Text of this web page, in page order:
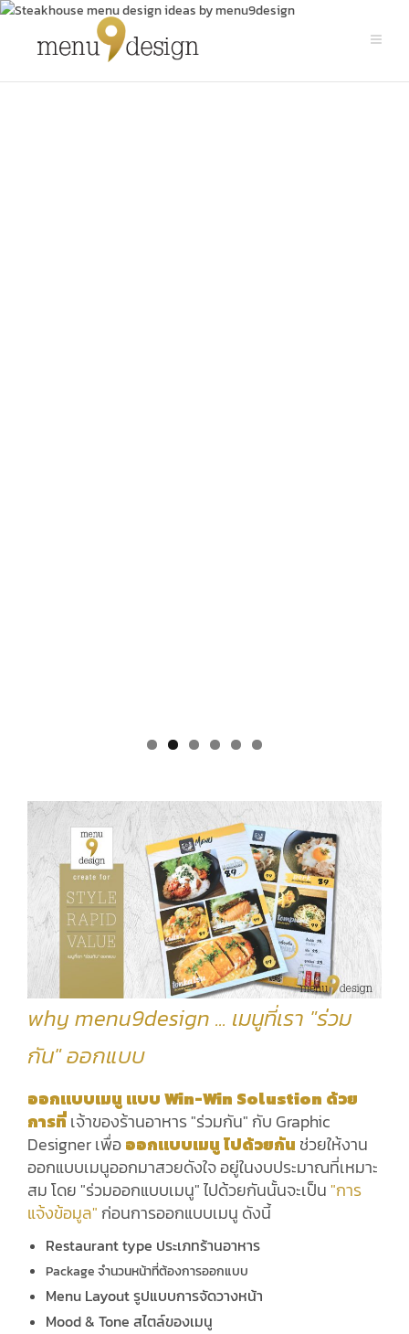
why menu9design ... เมนูที่เรา "ร่วม
กัน" ออกแบบ
ออกแบบเมนู แบบ Win-Win Solustion ด้วย
การที่เจ้าของร้านอาหาร "ร่วมกัน" กับ Graphic
Designer เพื่อออกแบบเมนู ไปด้วยกัน ช่วยให้งาน
ออกแบบเมนูออกมาสวยดังใจ อยู่ในงบประมาณที่เหมาะ
สม โดย "ร่วมออกแบบเมนู" ไปด้วยกันนั้นจะเป็น "การ
แจ้งข้อมูล" ก่อนการออกแบบเมนู ดังนี้
Restaurant type ประเภทร้านอาหาร
Package จำนวนหน้าที่ต้องการออกแบบ
Menu Layout รูปแบบการจัดวางหน้า
Mood & Tone สไตล์ของเมนู